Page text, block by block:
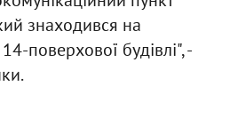
знаходився на
поверхової будівлі", -